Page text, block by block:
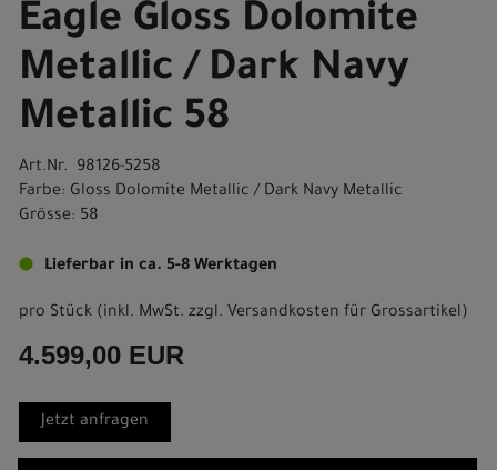
Eagle Gloss Dolomite
Metallic / Dark Navy
Metallic 58
Art.Nr. 98126-5258
Farbe: Gloss Dolomite Metallic / Dark Navy Metallic
Grösse: 58
Lieferbar in ca. 5-8 Werktagen
pro Stück (inkl. MwSt. zzgl. Versandkosten für Grossartikel)
4.599,00 EUR
Jetzt anfragen